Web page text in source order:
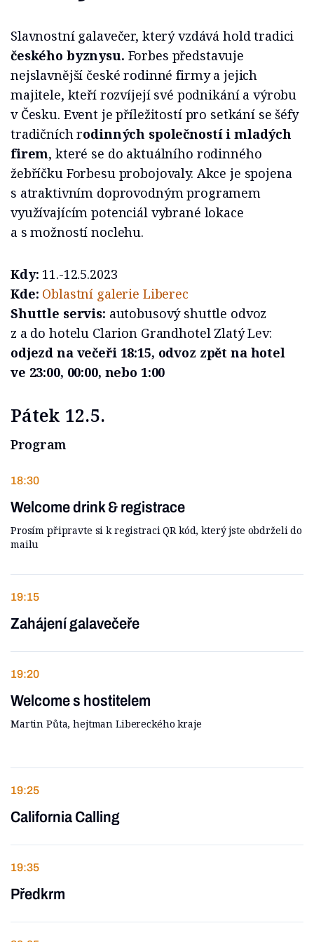
Slavnostní galavečer, který vzdává hold tradici
českého byznysu. Forbes představuje
nejslavnější české rodinné firmy a jejich
majitele, kteří rozvíjejí své podnikání a výrobu
v Česku. Event je příležitostí pro setkání se šéfy
tradičních rodinných společností i mladých
firem, které se do aktuálního rodinného
žebříčku Forbesu probojovaly. Akce je spojena
s atraktivním doprovodným programem
využívajícím potenciál vybrané lokace
a s možností noclehu.
Kdy: 11.-12.5.2023
Kde: Oblastní galerie Liberec
Shuttle servis: autobusový shuttle odvoz
z a do hotelu Clarion Grandhotel Zlatý Lev:
odjezd na večeři 18:15, odvoz zpět na hotel
ve 23:00, 00:00, nebo 1:00
Pátek 12.5.
Program
18:30
Welcome drink & registrace
Prosím připravte si k registraci QR kód, který jste obdrželi do
mailu
19:15
Zahájení galavečeře
19:20
Welcome s hostitelem
Martin Půta, hejtman Libereckého kraje
19:25
California Calling
19:35
Předkrm